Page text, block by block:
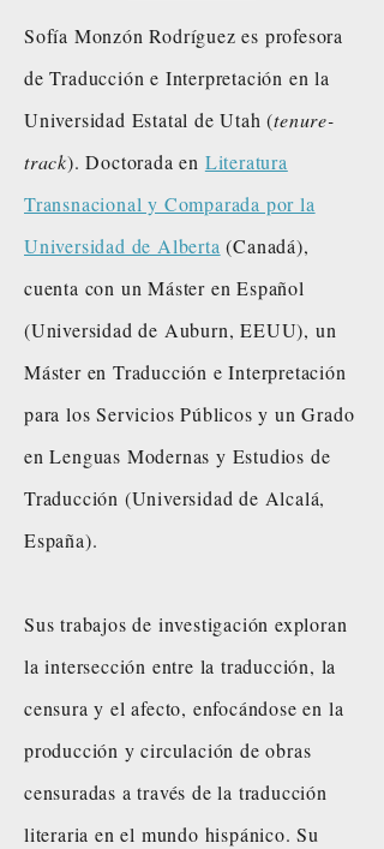
Sofía Monzón Rodríguez es profesora
de Traducción e Interpretación en la
Universidad Estatal de Utah (tenure-
track). Doctorada en Literatura
Transnacional y Comparada por la
Universidad de Alberta (Canadá),
cuenta con un Máster en Español
(Universidad de Auburn, EEUU), un
Máster en Traducción e Interpretación
para los Servicios Públicos y un Grado
en Lenguas Modernas y Estudios de
Traducción (Universidad de Alcalá,
España).
​Sus trabajos de investigación exploran
la intersección entre la traducción, la
censura y el afecto, enfocándose en la
producción y circulación de obras
censuradas a través de la traducción
literaria en el mundo hispánico. Su